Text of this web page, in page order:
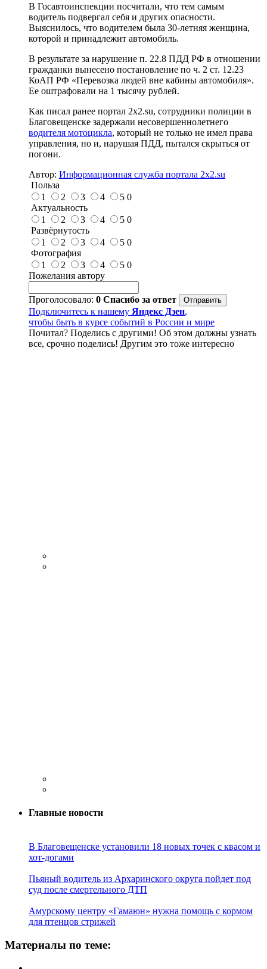
В Госавтоинспекции посчитали, что тем самым
водитель подвергал себя и других опасности.
Выяснилось, что водителем была 30-летняя женщина,
которой и принадлежит автомобиль.
В результате за нарушение п. 22.8 ПДД РФ в отношении
гражданки вынесено постановление по ч. 2 ст. 12.23
КоАП РФ «Перевозка людей вне кабины автомобиля».
Ее оштрафовали на 1 тысячу рублей.
Как писал ранее портал 2х2.su, сотрудники полиции в
Благовещенске задержали несовершеннолетнего
водителя мотоцикла, который не только не имел права
управления, но и, нарушая ПДД, пытался скрыться от
погони.
Автор: Информационная служба портала 2x2.su
Польза
1
2 3 4 5 0
Актуальность
1
2 3 4 5 0
Развёрнутость
1
2 3 4 5 0
Фотография
1
2 3 4 5 0
Пожелания автору
Проголосовало: 0 Спасибо за ответ
Подключитесь к нашему Яндекс Дзен,
чтобы быть в курсе событий в России и мире
Почитал? Поделись с другими! Об этом должны узнать
все, срочно поделись! Другим это тоже интересно
Главные новости
В Благовещенске установили 18 новых точек с квасом и
хот-догами
Пьяный водитель из Архаринского округа пойдет под
суд после смертельного ДТП
Амурскому центру «Гамаюн» нужна помощь с кормом
для птенцов стрижей
Материалы по теме: